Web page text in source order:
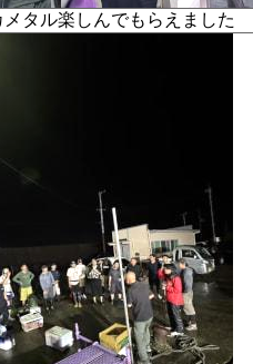
メタル楽しんでもらえました